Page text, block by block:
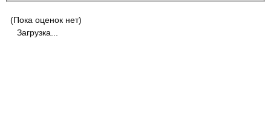
(Пока оценок нет)
Загрузка...